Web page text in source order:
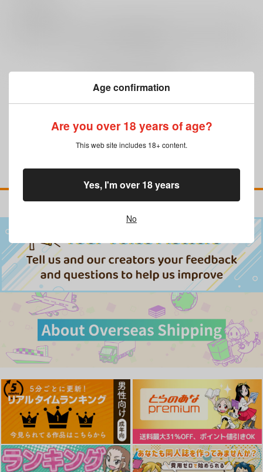
Age confirmation
Are you over 18 years of age?
This web site includes 18+ content.
No
Yes, I'm over 18 years